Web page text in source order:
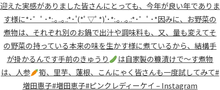
迎えた実感がありました皆さんにとっても、今年が良い年でありま
す様に*･゜ﾟ･*:.｡..｡.:*･'(*ﾟ▽ﾟ*)'･*:.｡. .｡.:*･゜ﾟ･*因みに、お野菜の
煮物は、それぞれ別のお鍋で出汁や調味料も、又、量も変えてそ
の野菜の持っている本来の味を生かす様に煮ているから、結構手
が掛かるんです手前のきゅうり
は自家製の糠漬けで〜す煮物
は、人参
筍、里芋、蓮根、こんにゃく皆さんも一度試してみて#
増田惠子#増田恵子#ピンクレディーケイ – Instagram